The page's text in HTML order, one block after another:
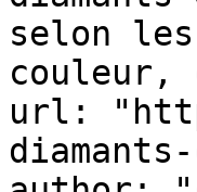
selon
url: